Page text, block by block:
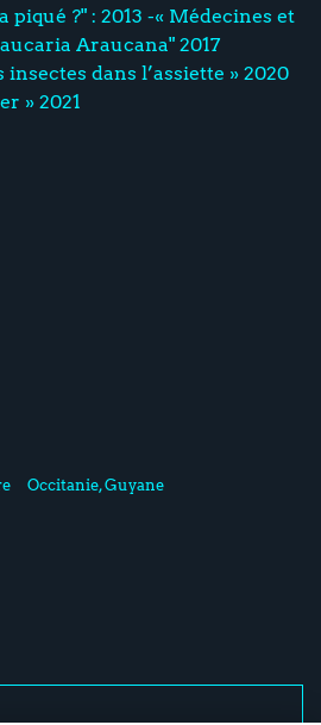
piqué ?" : 2013 -« Médecines et
Araucana" 2017
insectes dans l’assiette » 2020
» 2021
Occitanie, Guyane